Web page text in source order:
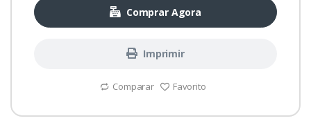
Comprar Agora
Imprimir
Comparar Favorito